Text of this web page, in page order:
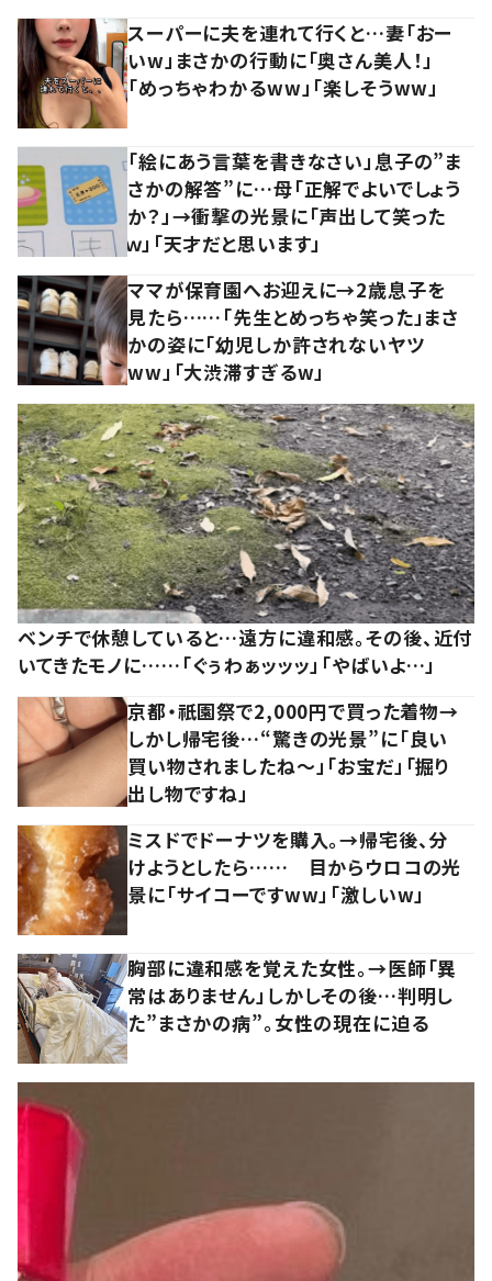
スーパーに夫を連れて行くと…妻「おー
いw」まさかの行動に「奥さん美人！」
「めっちゃわかるww」「楽しそうww」
「絵にあう言葉を書きなさい」息子の”ま
さかの解答”に…母「正解でよいでしょう
か？」→衝撃の光景に「声出して笑った
ｗ」「天才だと思います」
ママが保育園へお迎えに→2歳息子を
見たら……「先生とめっちゃ笑った」まさ
かの姿に「幼児しか許されないヤツ
ww」「大渋滞すぎるw」
ベンチで休憩していると…遠方に違和感。その後、近付
いてきたモノに……「ぐぅわぁッッッ」「やばいよ…」
京都・祇園祭で2,000円で買った着物→
しかし帰宅後…“驚きの光景”に「良い
買い物されましたね～」「お宝だ」「掘り
出し物ですね」
ミスドでドーナツを購入。→帰宅後、分
けようとしたら…… 目からウロコの光
景に「サイコーですww」「激しいw」
胸部に違和感を覚えた女性。→医師「異
常はありません」しかしその後…判明し
た”まさかの病”。女性の現在に迫る